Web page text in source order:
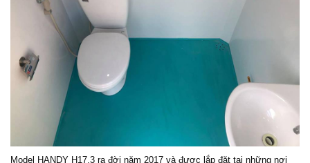
Model HANDY H17.3 ra đời năm 2017 và được lắp đặt tại những nơi